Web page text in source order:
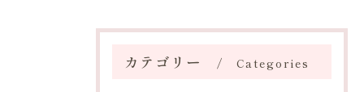
カテゴリー Categories